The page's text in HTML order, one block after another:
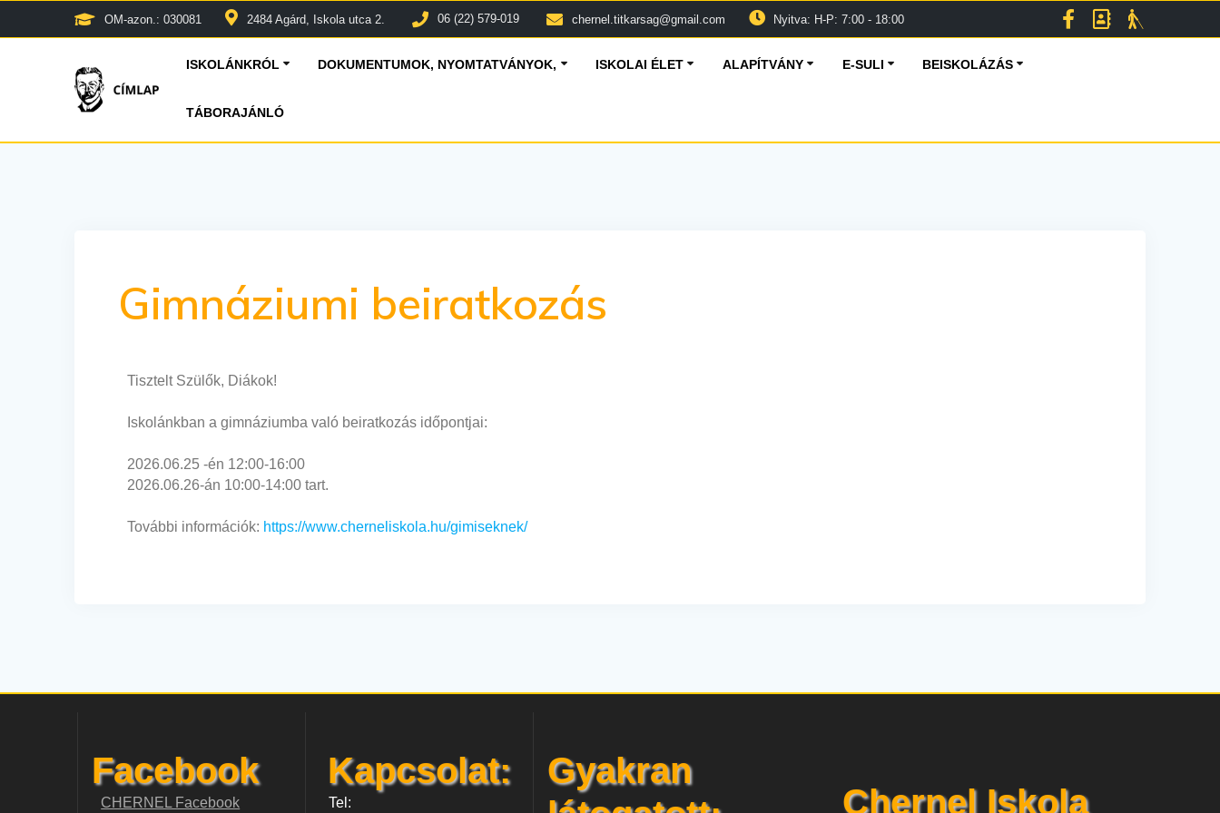
OM-azon.: 030081 2484 Agárd, Iskola utca 2. 06 (22) 579-019 chernel.titkarsag@gmail.com Nyitva: H-P: 7:00 - 18:00
ISKOLÁNKRÓL DOKUMENTUMOK, NYOMTATVÁNYOK, ISKOLAI ÉLET ALAPÍTVÁNY E-SULI BEISKOLÁZÁS
TÁBORAJÁNLÓ
Gimnáziumi beiratkozás
Tisztelt Szülők, Diákok!
Iskolánkban a gimnáziumba való beiratkozás időpontjai:
2026.06.25 -én 12:00-16:00
2026.06.26-án 10:00-14:00 tart.
További információk: https://www.cherneliskola.hu/gimiseknek/
Facebook
CHERNEL Facebook
Kapcsolat:
Tel:
Gyakran
Chernel Iskola